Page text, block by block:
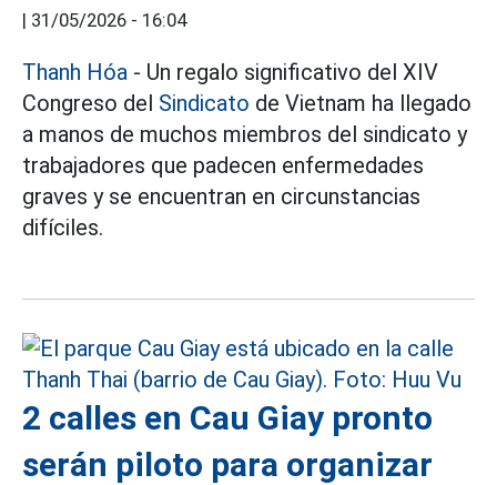
| 31/05/2026 - 16:04
Thanh Hóa - Un regalo significativo del XIV
Congreso del Sindicato de Vietnam ha llegado
a manos de muchos miembros del sindicato y
trabajadores que padecen enfermedades
graves y se encuentran en circunstancias
difíciles.
2 calles en Cau Giay pronto
serán piloto para organizar